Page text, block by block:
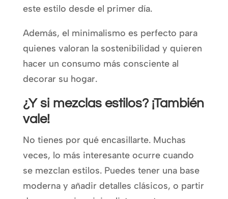
este estilo desde el primer día.
Además, el minimalismo es perfecto para
quienes valoran la sostenibilidad y quieren
hacer un consumo más consciente al
decorar su hogar.
¿Y si mezclas estilos? ¡También
vale!
No tienes por qué encasillarte. Muchas
veces, lo más interesante ocurre cuando
se mezclan estilos. Puedes tener una base
moderna y añadir detalles clásicos, o partir